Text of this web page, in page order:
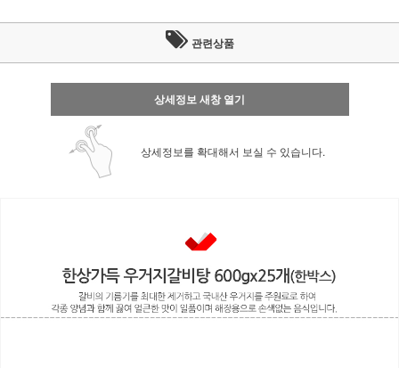
관련상품
상세정보 새창 열기
상세정보를 확대해서 보실 수 있습니다.